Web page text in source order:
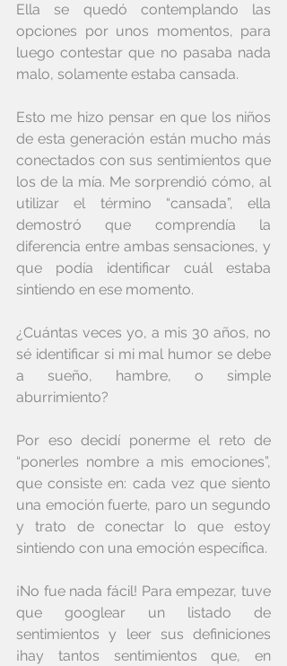
Ella se quedó contemplando las
opciones por unos momentos, para
luego contestar que no pasaba nada
malo, solamente estaba cansada.
Esto me hizo pensar en que los niños
de esta generación están mucho más
conectados con sus sentimientos que
los de la mía. Me sorprendió cómo, al
utilizar el término “cansada”, ella
demostró que comprendía la
diferencia entre ambas sensaciones, y
que podía identificar cuál estaba
sintiendo en ese momento.
¿Cuántas veces yo, a mis 30 años, no
sé identificar si mi mal humor se debe
a sueño, hambre, o simple
aburrimiento?
Por eso decidí ponerme el reto de
“ponerles nombre a mis emociones”,
que consiste en: cada vez que siento
una emoción fuerte, paro un segundo
y trato de conectar lo que estoy
sintiendo con una emoción específica.
¡No fue nada fácil! Para empezar, tuve
que googlear un listado de
sentimientos y leer sus definiciones
¡hay tantos sentimientos que, en